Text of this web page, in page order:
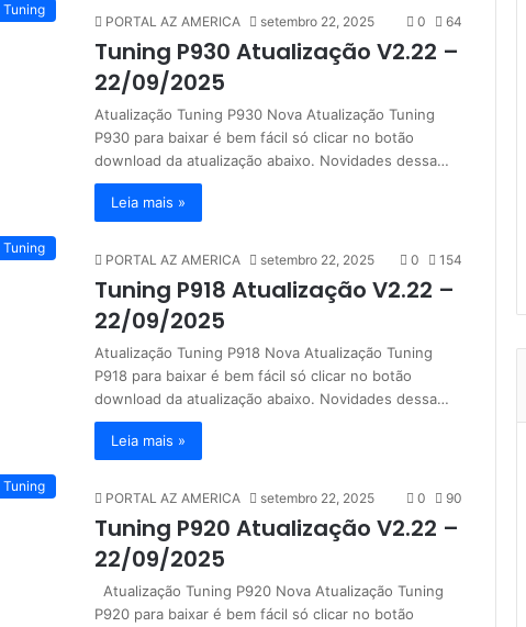
Tuning
PORTAL AZ AMERICA setembro 22, 2025 0 64
Tuning P930 Atualização V2.22 –
22/09/2025
Atualização Tuning P930 Nova Atualização Tuning
P930 para baixar é bem fácil só clicar no botão
download da atualização abaixo. Novidades dessa…
Leia mais »
Tuning
PORTAL AZ AMERICA setembro 22, 2025 0 154
Tuning P918 Atualização V2.22 –
22/09/2025
Atualização Tuning P918 Nova Atualização Tuning
P918 para baixar é bem fácil só clicar no botão
download da atualização abaixo. Novidades dessa…
Leia mais »
Tuning
PORTAL AZ AMERICA setembro 22, 2025 0 90
Tuning P920 Atualização V2.22 –
22/09/2025
Atualização Tuning P920 Nova Atualização Tuning
P920 para baixar é bem fácil só clicar no botão